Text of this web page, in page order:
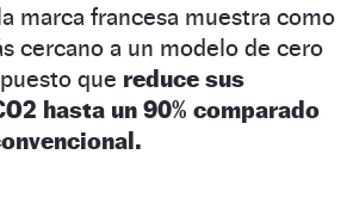
marca francesa muestra como
cercano a un modelo de cero
que reduce sus
hasta un 90% comparado